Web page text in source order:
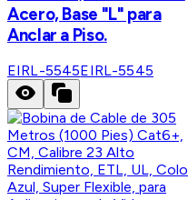
Acero, Base "L" para
Anclar a Piso.
EIRL-5545EIRL-5545